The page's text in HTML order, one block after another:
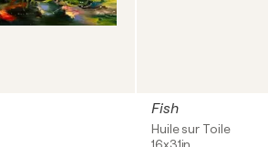
Fish
Huile sur Toile